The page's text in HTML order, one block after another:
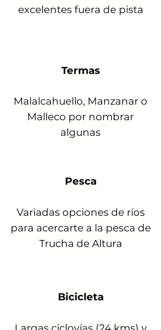
excelentes fuera de pista
Termas
Malalcahuello, Manzanar o
Malleco por nombrar
algunas
Pesca
Variadas opciones de ríos
para acercarte a la pesca de
Trucha de Altura
Bicicleta